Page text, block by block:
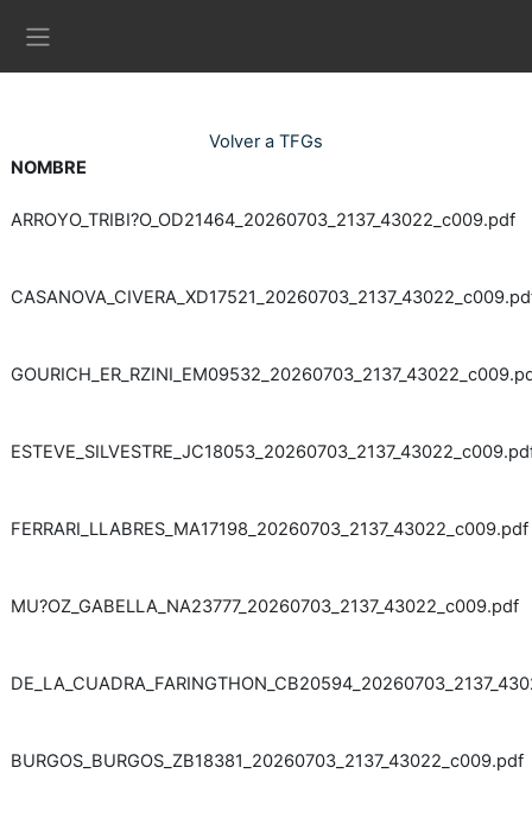
Volver a TFGs
NOMBRE
ARROYO_TRIBI?O_OD21464_20260703_2137_43022_c009.pdf
FERRARI_LLABRES_MA17198_20260703_2137_43022_c009.pdf
MU?OZ_GABELLA_NA23777_20260703_2137_43022_c009.pdf
BURGOS_BURGOS_ZB18381_20260703_2137_43022_c009.pdf